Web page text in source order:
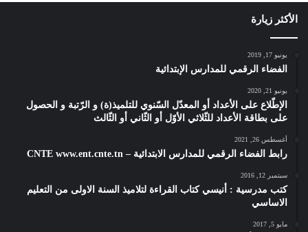
الأكثر زيارة
يونيو 17, 2019
الفضاء الرقمي للمدارس الإبتدائية
يونيو 21, 2020
الإطّلاع على الأعداد أو المعدّل السّنوي للتلميذ(ة) و الرّتبة و الحصول
على بطاقة الأعداد للثّلاثي الأوّل أو الثّاني أو الثّالث
أغسطس 26, 2021
رابط الفضاء الرقمي للمدارس الابتدائية – CNTE www.ent.cnte.tn
سبتمبر 12, 2016
كتب مدرسية : أنيسي كتاب القراءة لتلاميذ السنة الاولى من التعليم
الاساسي
مايو 5, 2017